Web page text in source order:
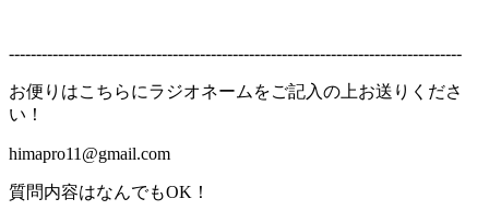
-----------------------------------------------------------------------------------
お便りはこちらにラジオネームをご記入の上お送りくださ
い！
himapro11@gmail.com
質問内容はなんでもOK！